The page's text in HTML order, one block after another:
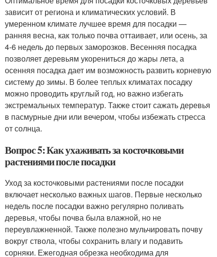
зависит от региона и климатических условий. В
умеренном климате лучшее время для посадки —
ранняя весна, как только почва оттаивает, или осень, за
4-6 недель до первых заморозков. Весенняя посадка
позволяет деревьям укорениться до жары лета, а
осенняя посадка дает им возможность развить корневую
систему до зимы. В более теплых климатах посадку
можно проводить круглый год, но важно избегать
экстремальных температур. Также стоит сажать деревья
в пасмурные дни или вечером, чтобы избежать стресса
от солнца.
Вопрос 5: Как ухаживать за косточковыми
растениями после посадки
Уход за косточковыми растениями после посадки
включает несколько важных шагов. Первые несколько
недель после посадки важно регулярно поливать
деревья, чтобы почва была влажной, но не
переувлажненной. Также полезно мульчировать почву
вокруг ствола, чтобы сохранить влагу и подавить
сорняки. Ежегодная обрезка необходима для